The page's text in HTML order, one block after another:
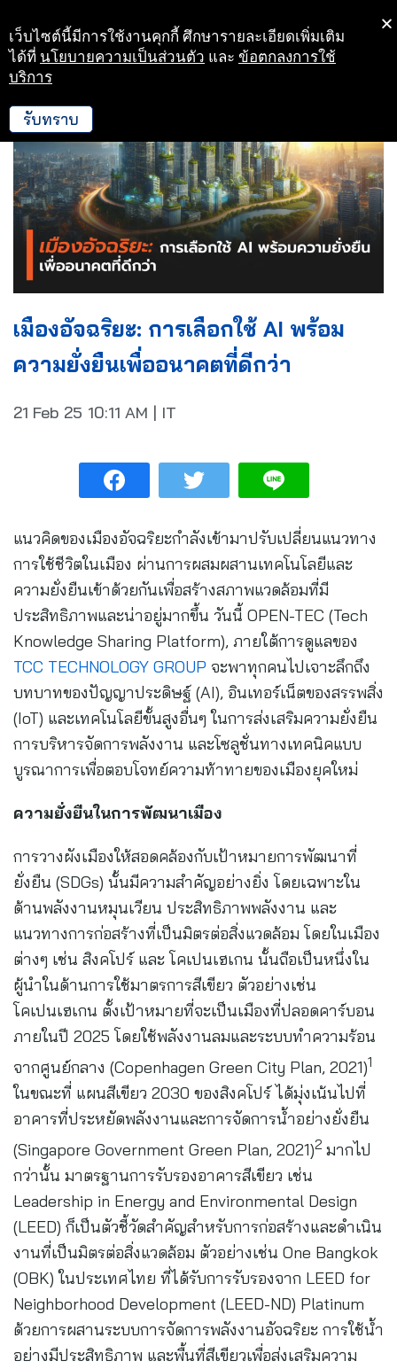
Skip
to
เมืองอัจฉริยะ: การเลือกใช้ AI พร้อม
ความยั่งยืนเพื่ออนาคตที่ดีกว่า
21 Feb 25 10:11 AM | IT
แนวคิดของเมืองอัจฉริยะกำลังเข้ามาปรับเปลี่ยนแนวทาง
การใช้ชีวิตในเมือง ผ่านการผสมผสานเทคโนโลยีและ
ความยั่งยืนเข้าด้วยกันเพื่อสร้างสภาพแวดล้อมที่มี
ประสิทธิภาพและน่าอยู่มากขึ้น วันนี้ OPEN-TEC (Tech
Knowledge Sharing Platform), ภายใต้การดูแลของ
TCC TECHNOLOGY GROUP จะพาทุกคนไปเจาะลึกถึง
บทบาทของปัญญาประดิษฐ์ (AI), อินเทอร์เน็ตของสรรพสิ่ง
(IoT) และเทคโนโลยีขั้นสูงอื่นๆ ในการส่งเสริมความยั่งยืน
การบริหารจัดการพลังงาน และโซลูชั่นทางเทคนิคแบบ
บูรณาการเพื่อตอบโจทย์ความท้าทายของเมืองยุคใหม่
ความยั่งยืนในการพัฒนาเมือง
การวางผังเมืองให้สอดคล้องกับเป้าหมายการพัฒนาที่
ยั่งยืน (SDGs) นั้นมีความสำคัญอย่างยิ่ง โดยเฉพาะใน
ด้านพลังงานหมุนเวียน ประสิทธิภาพพลังงาน และ
แนวทางการก่อสร้างที่เป็นมิตรต่อสิ่งแวดล้อม โดยในเมือง
ต่างๆ เช่น สิงคโปร์ และ โคเปนเฮเกน นั้นถือเป็นหนึ่งใน
ผู้นำในด้านการใช้มาตรการสีเขียว ตัวอย่างเช่น
โคเปนเฮเกน ตั้งเป้าหมายที่จะเป็นเมืองที่ปลอดคาร์บอน
ภายในปี 2025 โดยใช้พลังงานลมและระบบทำความร้อน
จากศูนย์กลาง (Copenhagen Green City Plan, 2021)1
ในขณะที่ แผนสีเขียว 2030 ของสิงคโปร์ ได้มุ่งเน้นไปที่
อาคารที่ประหยัดพลังงานและการจัดการน้ำอย่างยั่งยืน
(Singapore Government Green Plan, 2021)2 มากไป
กว่านั้น มาตรฐานการรับรองอาคารสีเขียว เช่น
Leadership in Energy and Environmental Design
(LEED) ก็เป็นตัวชี้วัดสำคัญสำหรับการก่อสร้างและดำเนิน
งานที่เป็นมิตรต่อสิ่งแวดล้อม ตัวอย่างเช่น One Bangkok
(OBK) ในประเทศไทย ที่ได้รับการรับรองจาก LEED for
Neighborhood Development (LEED-ND) Platinum
ด้วยการผสานระบบการจัดการพลังงานอัจฉริยะ การใช้น้ำ
อย่างมีประสิทธิภาพ และพื้นที่สีเขียวเพื่อส่งเสริมความ
เว็บไซต์นี้มีการใช้งานคุกกี้ ศึกษารายละเอียดเพิ่มเติม
ได้ที่ นโยบายความเป็นส่วนตัว และ ข้อตกลงการใช้
บริการ
รับทราบ